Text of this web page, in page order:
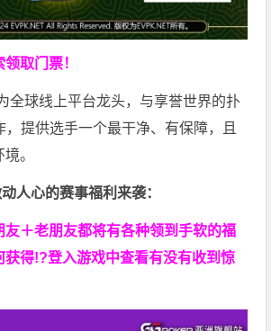
取门票！
全球线上平台龙头，与享誉世界的扑
，提供选手一个最干净、有保障，且
。
人心的赛事福利来袭：
友＋老朋友都将有各种领到手软的福
获得!?登入游戏中查看有没有收到惊